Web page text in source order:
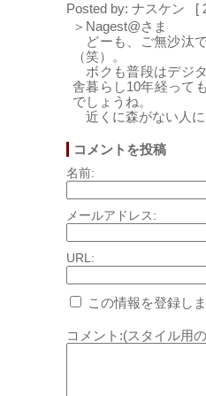
Posted by: ナスケン [
＞Nagest@さま
どーも、ご無沙汰
（笑）。
ボクも普段はデジ
舎暮らし10年経って
でしょうね。
近くに森がない人
コメントを投稿
名前:
メールアドレス:
URL:
この情報を登録し
コメント:(スタイル用